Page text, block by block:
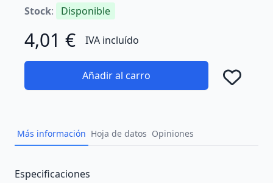
Stock: Disponible
4,01 € IVA incluído
Añadir al carro
Más información Hoja de datos Opiniones
Description
Especificaciones